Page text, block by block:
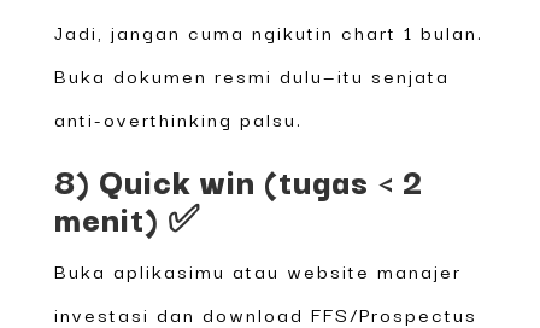
Jadi, jangan cuma ngikutin chart 1 bulan.
Buka dokumen resmi dulu—itu senjata
anti-overthinking palsu.
8) Quick win (tugas < 2
menit) ✅
Buka aplikasimu atau website manajer
investasi dan download FFS/Prospectus